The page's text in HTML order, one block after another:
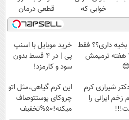
تا
خوابی که
میلیاردر شد.
آموزش رایگان
قطعی درمان
کنید!
◗پرسش‌نامه◖
داری؟؟ فقط
در 3 هفته ترمیمش
خرید موبایل با اسنپ
پی | در ۴ قسط بدون
سود و کارمزد!
شیرازی کرم
زخم ایرانی را
این کرم گیاهی،مثل اتو
چروکای پوستتوصاف
میکنه!50%تخفیف